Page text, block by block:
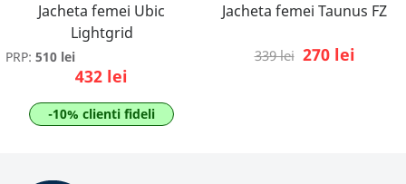
Jacheta femei Ubic
Lightgrid
PRP: 510 lei
432 lei
-10% clienti fideli
Jacheta femei Taunus FZ
339 lei 270 lei